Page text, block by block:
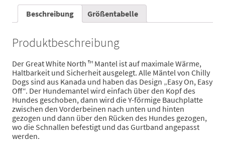
Beschreibung Größentabelle
Produktbeschreibung
Der Great White North ™ Mantel ist auf maximale Wärme,
Haltbarkeit und Sicherheit ausgelegt. Alle Mäntel von Chilly
Dogs sind aus Kanada und haben das Design „Easy On, Easy
Off“. Der Hundemantel wird einfach über den Kopf des
Hundes geschoben, dann wird die Y-förmige Bauchplatte
zwischen den Vorderbeinen nach unten und hinten
gezogen und dann über den Rücken des Hundes gezogen,
wo die Schnallen befestigt und das Gurtband angepasst
werden.